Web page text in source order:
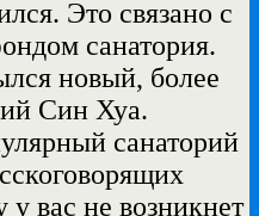
Это связано с
санатория.
новый, более
Син Хуа.
санаторий
вас не возникнет